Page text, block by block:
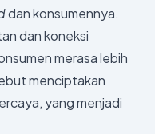
dan konsumennya.
dan koneksi
merasa lebih
menciptakan
yang menjadi